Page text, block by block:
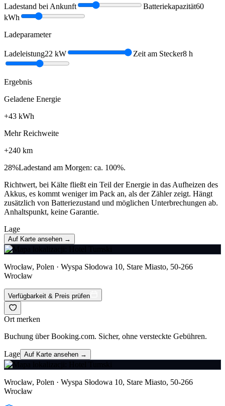
Ladestand bei Ankunft Batteriekapazität60
kWh
Ladeparameter
Ladeleistung22 kW Zeit am Stecker8 h
Ergebnis
Geladene Energie
+43 kWh
Mehr Reichweite
+240 km
28%Ladestand am Morgen: ca. 100%.
Richtwert, bei Kälte fließt ein Teil der Energie in das Aufheizen des
Akkus, es kommt weniger im Pack an, als der Zähler zeigt. Hängt
zusätzlich von Batteriezustand und möglichen Unterbrechungen ab.
Anhaltspunkt, keine Garantie.
Lage
Auf Karte ansehen →
Wrocław, Polen · Wyspa Słodowa 10, Stare Miasto, 50-266
Wrocław
Verfügbarkeit & Preis prüfen
Ort merken
Buchung über Booking.com. Sicher, ohne versteckte Gebühren.
Lage Auf Karte ansehen →
Wrocław, Polen · Wyspa Słodowa 10, Stare Miasto, 50-266
Wrocław